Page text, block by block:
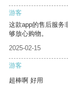
游客
这款app的售后服务
够放心购物。
2025-02-15
游客
超棒啊 好用